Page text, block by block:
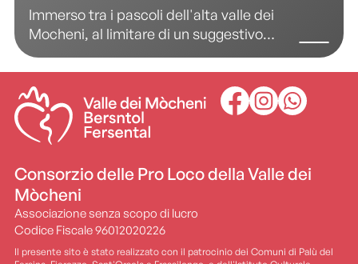
Immerso tra i pascoli dell'alta valle dei
Mocheni, al limitare di un suggestivo
bosco di larici, si trova l’Agritur
Klopfhof, un’oasi di pace costruita
interamente in legno secondo le
tecniche della bioedilizia e nel rispetto
della tradizione locale. Qui, la natura
incontaminata e la sostenibilità si
incontrano per offrire un’esperienza
autentica e rigenerante.
+
–
+
–
Consorzio delle Pro Loco della Valle dei
Mòcheni
Associazione senza scopo di lucro
Codice Fiscale 96012020226
Il presente sito è stato realizzato con il patrocinio dei Comuni di Palù del